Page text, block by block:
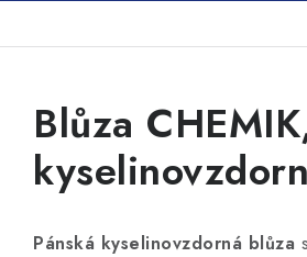
Blůza
Pánská kyselinovzdorná blůza s